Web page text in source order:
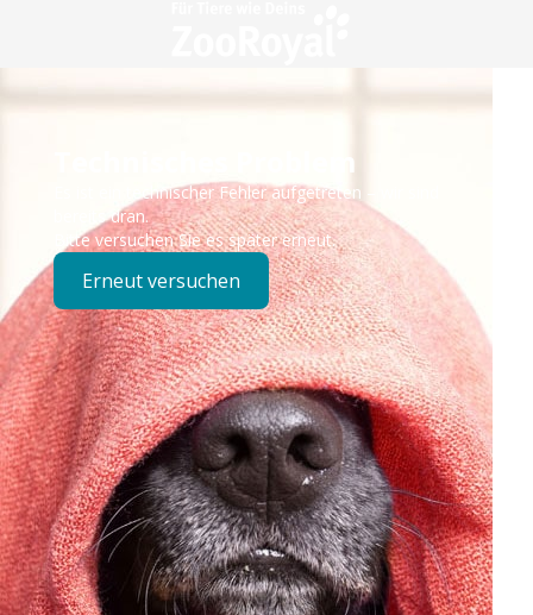
Technisches Problem
Es ist ein technischer Fehler aufgetreten – wir sind
bereits dran.
Bitte versuchen Sie es später erneut.
Erneut versuchen